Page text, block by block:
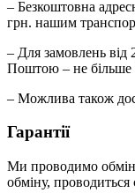
– Безкоштовна
грн. нашим
– Для замовлень
Поштою – не більше
– Можлива також
Гарантії
Ми проводимо обмін
обміну, проводиться